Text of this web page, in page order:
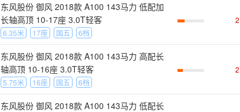
东风股份 御风 2018款 A100 143马力 低配加
长轴高顶 10-17座 3.0T轻客
6.35米 17座 国五 6档
东风股份 御风 2018款 A100 143马力 高配长
轴高顶 10-16座 3.0T轻客
5.75米 16座 国五 6档
东风股份 御风 2018款 A100 143马力 低配长